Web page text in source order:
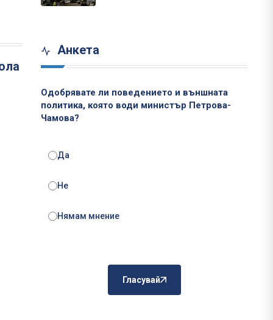
Анкета
Одобрявате ли поведението и външната
политика, която води министър Петрова-
Чамова?
Да
Не
Нямам мнение
Гласувай